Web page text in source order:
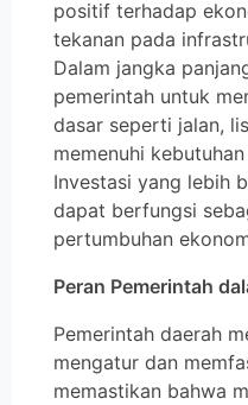
positif terhadap
tekanan pada
Dalam jangka
pemerintah untuk
dasar seperti jalan,
memenuhi
Investasi yang lebih
dapat berfungsi
pertumbuhan
Peran Pemerintah
Pemerintah daerah
mengatur dan
memastikan bahwa